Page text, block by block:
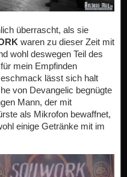
überrascht, als sie
waren zu dieser Zeit mit
wohl deswegen Teil des
mein Empfinden
lässt sich halt
von Devangelic begnügte
Mann, der mit
als Mikrofon bewaffnet,
einige Getränke mit im